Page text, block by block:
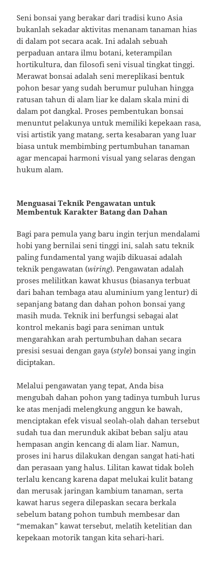
Seni bonsai yang berakar dari tradisi kuno Asia
bukanlah sekadar aktivitas menanam tanaman hias
di dalam pot secara acak. Ini adalah sebuah
perpaduan antara ilmu botani, keterampilan
hortikultura, dan filosofi seni visual tingkat tinggi.
Merawat bonsai adalah seni mereplikasi bentuk
pohon besar yang sudah berumur puluhan hingga
ratusan tahun di alam liar ke dalam skala mini di
dalam pot dangkal. Proses pembentukan bonsai
menuntut pelakunya untuk memiliki kepekaan rasa,
visi artistik yang matang, serta kesabaran yang luar
biasa untuk membimbing pertumbuhan tanaman
agar mencapai harmoni visual yang selaras dengan
hukum alam.
Menguasai Teknik Pengawatan untuk
Membentuk Karakter Batang dan Dahan
Bagi para pemula yang baru ingin terjun mendalami
hobi yang bernilai seni tinggi ini, salah satu teknik
paling fundamental yang wajib dikuasai adalah
teknik pengawatan (wiring). Pengawatan adalah
proses melilitkan kawat khusus (biasanya terbuat
dari bahan tembaga atau aluminium yang lentur) di
sepanjang batang dan dahan pohon bonsai yang
masih muda. Teknik ini berfungsi sebagai alat
kontrol mekanis bagi para seniman untuk
mengarahkan arah pertumbuhan dahan secara
presisi sesuai dengan gaya (style) bonsai yang ingin
diciptakan.
Melalui pengawatan yang tepat, Anda bisa
mengubah dahan pohon yang tadinya tumbuh lurus
ke atas menjadi melengkung anggun ke bawah,
menciptakan efek visual seolah-olah dahan tersebut
sudah tua dan merunduk akibat beban salju atau
hempasan angin kencang di alam liar. Namun,
proses ini harus dilakukan dengan sangat hati-hati
dan perasaan yang halus. Lilitan kawat tidak boleh
terlalu kencang karena dapat melukai kulit batang
dan merusak jaringan kambium tanaman, serta
kawat harus segera dilepaskan secara berkala
sebelum batang pohon tumbuh membesar dan
“memakan” kawat tersebut, melatih ketelitian dan
kepekaan motorik tangan kita sehari-hari.